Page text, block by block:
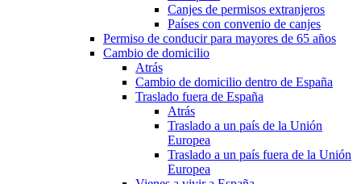
Canjes de permisos extranjeros
Países con convenio de canjes
Permiso de conducir para mayores de 65 años
Cambio de domicilio
Atrás
Cambio de domicilio dentro de España
Traslado fuera de España
Atrás
Traslado a un país de la Unión
Europea
Traslado a un país fuera de la Unión
Europea